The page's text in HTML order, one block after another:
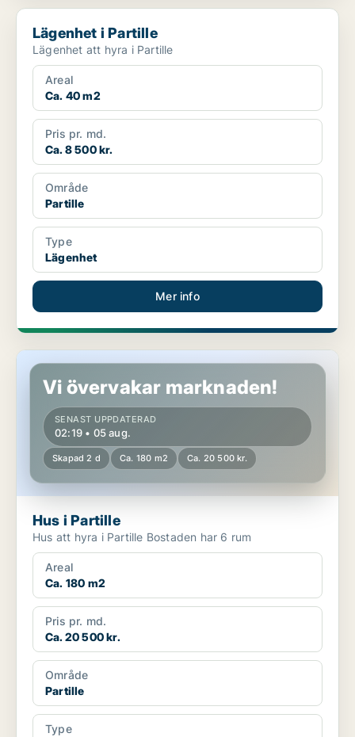
Lägenhet i Partille
Lägenhet i Partille
Lägenhet att hyra i Partille
Areal
Ca. 40 m2
Pris pr. md.
Ca. 8 500 kr.
Område
Partille
Type
Lägenhet
Mer info
Hus i Partille
Vi övervakar marknaden!
SENAST UPPDATERAD
02:19 • 05 aug.
Skapad 2 d Ca. 180 m2 Ca. 20 500 kr.
Hus i Partille
Hus att hyra i Partille Bostaden har 6 rum
Areal
Ca. 180 m2
Pris pr. md.
Ca. 20 500 kr.
Område
Partille
Type